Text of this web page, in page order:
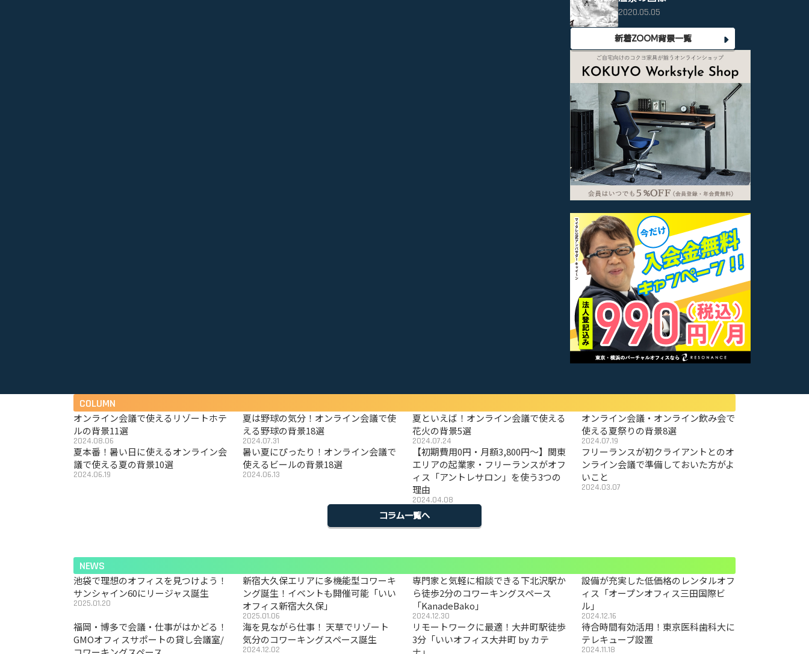
2020.05.05
新着ZOOM背景一覧
COLUMN
オンライン会議で使えるリゾートホテ
ルの背景11選
2024.08.06
夏は野球の気分！オンライン会議で使
える野球の背景18選
2024.07.31
夏といえば！オンライン会議で使える
花火の背景5選
2024.07.24
オンライン会議・オンライン飲み会で
使える夏祭りの背景8選
2024.07.19
夏本番！暑い日に使えるオンライン会
議で使える夏の背景10選
2024.06.19
暑い夏にぴったり！オンライン会議で
使えるビールの背景18選
2024.06.13
【初期費用0円・月額3,800円〜】関東
エリアの起業家・フリーランスがオフ
ィス「アントレサロン」を使う3つの
理由
2024.04.08
フリーランスが初クライアントとのオ
ンライン会議で準備しておいた方がよ
いこと
2024.03.07
コラム一覧へ
NEWS
池袋で理想のオフィスを見つけよう！
サンシャイン60にリージャス誕生
2025.01.20
新宿大久保エリアに多機能型コワーキ
ング誕生！イベントも開催可能「いい
オフィス新宿大久保」
2025.01.06
専門家と気軽に相談できる下北沢駅か
ら徒歩2分のコワーキングスペース
「KanadeBako」
2024.12.30
設備が充実した低価格のレンタルオフ
ィス「オープンオフィス三田国際ビ
ル」
2024.12.16
福岡・博多で会議・仕事がはかどる！
GMOオフィスサポートの貸し会議室/
海を見ながら仕事！ 天草でリゾート
気分のコワーキングスペース誕生
2024.12.02
リモートワークに最適！大井町駅徒歩
3分「いいオフィス大井町 by カテ
待合時間有効活用！東京医科歯科大に
テレキューブ設置
2024.11.18